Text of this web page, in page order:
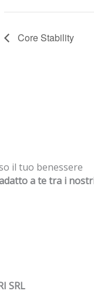
Core Stability
il tuo benessere
a te tra i
SRL